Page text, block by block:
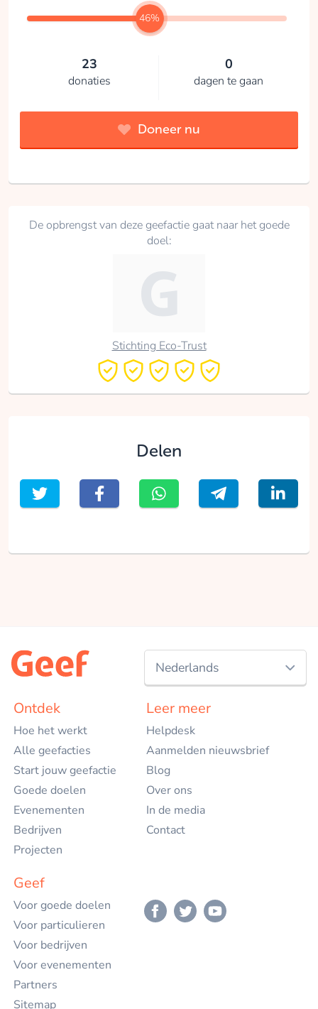
46%
23
donaties
0
dagen te gaan
Doneer nu
De opbrengst van deze geefactie gaat naar het goede
doel:
Stichting Eco-Trust
Delen
Nederlands
English
Ontdek
Hoe het werkt
Alle geefacties
Start jouw geefactie
Goede doelen
Evenementen
Bedrijven
Projecten
Leer meer
Helpdesk
Aanmelden nieuwsbrief
Blog
Over ons
In de media
Contact
Geef
Voor goede doelen
Voor particulieren
Voor bedrijven
Voor evenementen
Partners
Sitemap